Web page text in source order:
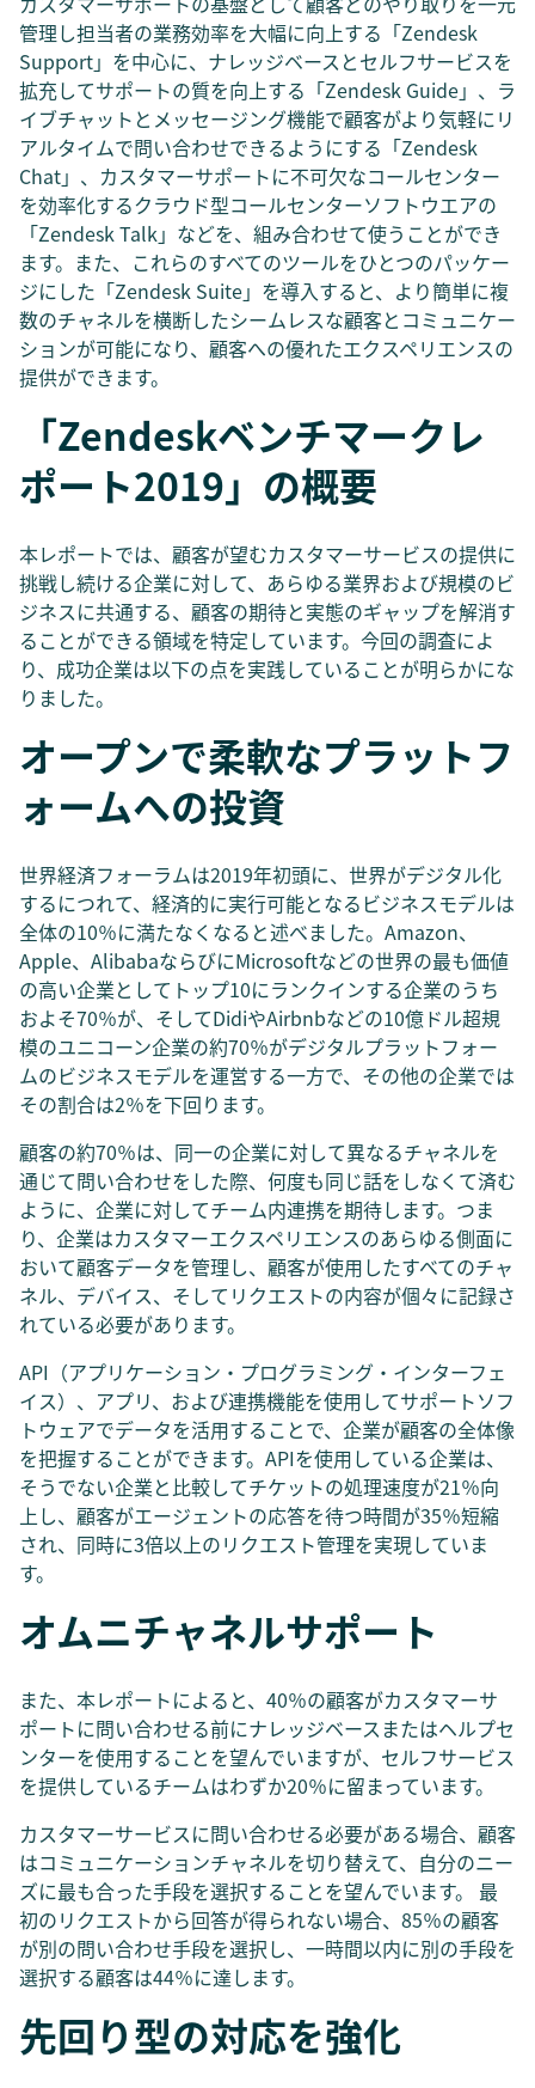
管理し担当者の業務効率を大幅に向上する「Zendesk
Support」を中心に、ナレッジベースとセルフサービスを
拡充してサポートの質を向上する「Zendesk Guide」、ラ
イブチャットとメッセージング機能で顧客がより気軽にリ
アルタイムで問い合わせできるようにする「Zendesk
Chat」、カスタマーサポートに不可欠なコールセンター
を効率化するクラウド型コールセンターソフトウエアの
「Zendesk Talk」などを、組み合わせて使うことができ
ます。また、これらのすべてのツールをひとつのパッケー
ジにした「Zendesk Suite」を導入すると、より簡単に複
数のチャネルを横断したシームレスな顧客とコミュニケー
ションが可能になり、顧客への優れたエクスペリエンスの
提供ができます。
「Zendeskベンチマークレ
ポート2019」の概要
本レポートでは、顧客が望むカスタマーサービスの提供に
挑戦し続ける企業に対して、あらゆる業界および規模のビ
ジネスに共通する、顧客の期待と実態のギャップを解消す
ることができる領域を特定しています。今回の調査によ
り、成功企業は以下の点を実践していることが明らかにな
りました。
オープンで柔軟なプラットフ
ォームへの投資
世界経済フォーラムは2019年初頭に、世界がデジタル化
するにつれて、経済的に実行可能となるビジネスモデルは
全体の10％に満たなくなると述べました。Amazon、
Apple、AlibabaならびにMicrosoftなどの世界の最も価値
の高い企業としてトップ10にランクインする企業のうち
およそ70％が、そしてDidiやAirbnbなどの10億ドル超規
模のユニコーン企業の約70％がデジタルプラットフォー
ムのビジネスモデルを運営する一方で、その他の企業では
その割合は2％を下回ります。
顧客の約70％は、同一の企業に対して異なるチャネルを
通じて問い合わせをした際、何度も同じ話をしなくて済む
ように、企業に対してチーム内連携を期待します。つま
り、企業はカスタマーエクスペリエンスのあらゆる側面に
おいて顧客データを管理し、顧客が使用したすべてのチャ
ネル、デバイス、そしてリクエストの内容が個々に記録さ
れている必要があります。
API（アプリケーション・プログラミング・インターフェ
イス）、アプリ、および連携機能を使用してサポートソフ
トウェアでデータを活用することで、企業が顧客の全体像
を把握することができます。APIを使用している企業は、
そうでない企業と比較してチケットの処理速度が21％向
上し、顧客がエージェントの応答を待つ時間が35％短縮
され、同時に3倍以上のリクエスト管理を実現していま
す。
オムニチャネルサポート
また、本レポートによると、40％の顧客がカスタマーサ
ポートに問い合わせる前にナレッジベースまたはヘルプセ
ンターを使用することを望んでいますが、セルフサービス
を提供しているチームはわずか20％に留まっています。
カスタマーサービスに問い合わせる必要がある場合、顧客
はコミュニケーションチャネルを切り替えて、自分のニー
ズに最も合った手段を選択することを望んでいます。 最
初のリクエストから回答が得られない場合、85％の顧客
が別の問い合わせ手段を選択し、一時間以内に別の手段を
選択する顧客は44％に達します。
先回り型の対応を強化